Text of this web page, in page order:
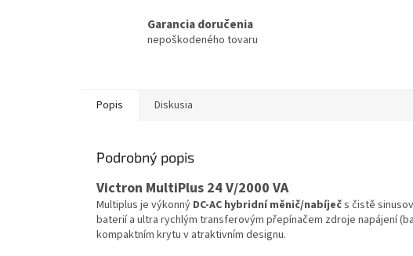
Garancia doručenia
nepoškodeného tovaru
Popis Diskusia
Podrobný popis
Victron MultiPlus 24 V/2000 VA
Multiplus je výkonný DC-AC hybridní měnič/nabíječs čistě
baterií a ultra rychlým transferovým přepínačem zdroje napájení
kompaktním krytu v atraktivním designu.